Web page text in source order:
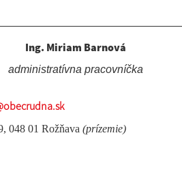
Ing. Miriam Barnová
administratívna pracovníčka
048 01 Rožňava (prízemie)